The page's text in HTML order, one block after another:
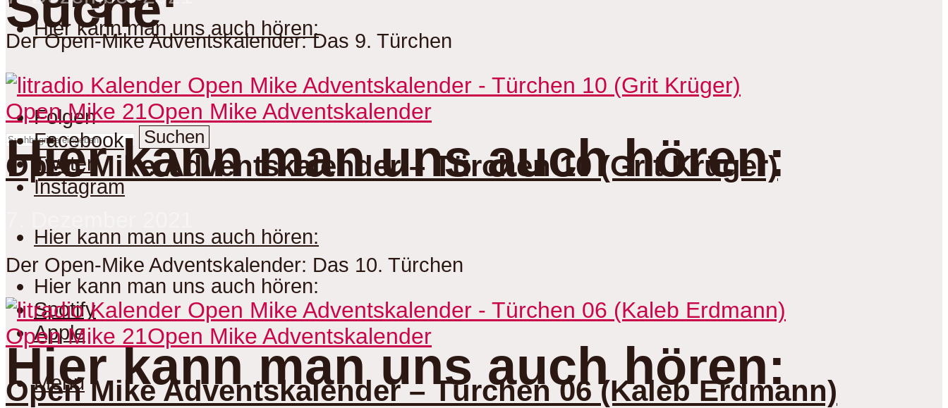
Suchen
Hier kann man uns auch hören:
Hier kann man uns auch hören:
Hier kann man uns auch hören:
Spotify
Apple
Menu
Folgen
Facebook
Twitter
Instagram
Hier kann man uns auch hören:
Hier kann man uns auch hören:
Der Open-Mike Adventskalender: Das 9. Türchen
Open Mike 21Open Mike Adventskalender
Open Mike Adventskalender – Türchen 10 (Grit Krüger)
Der Open-Mike Adventskalender: Das 10. Türchen
Open Mike 21Open Mike Adventskalender
Open Mike Adventskalender – Türchen 06 (Kaleb Erdmann)